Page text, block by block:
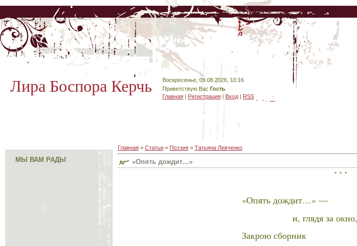
Лира Боспора Керчь
Воскресенье, 09.08.2026, 10:16
Приветствую Вас Гость
Главная | Регистрация |Вход | RSS
МЫ ВАМ РАДЫ
Главная » Статьи » Поэзия » Татьяна Левченко
«Опять дождит…»
* * *
«Опять дождит…» —
и, глядя за окно,
Закрою сборник